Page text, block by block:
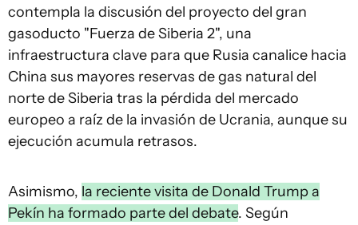
contempla la discusión del proyecto del gran
gasoducto "Fuerza de Siberia 2", una
infraestructura clave para que Rusia canalice hacia
China sus mayores reservas de gas natural del
norte de Siberia tras la pérdida del mercado
europeo a raíz de la invasión de Ucrania, aunque su
ejecución acumula retrasos.
Asimismo, la reciente visita de Donald Trump a
Pekín ha formado parte del debate. Según